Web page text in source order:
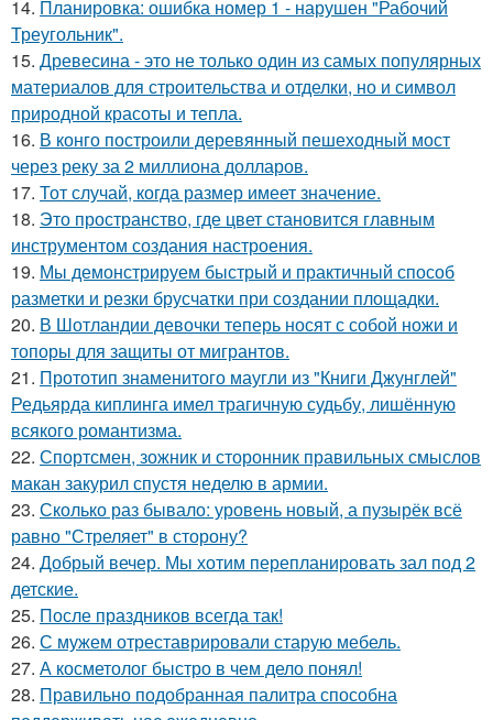
14. Планировка: ошибка номер 1 - нарушен "Рабочий
Треугольник".
15. Древесина - это не только один из самых популярных
материалов для строительства и отделки, но и символ
природной красоты и тепла.
16. В конго построили деревянный пешеходный мост
через реку за 2 миллиона долларов.
17. Тот случай, когда размер имеет значение.
18. Это пространство, где цвет становится главным
инструментом создания настроения.
19. Мы демонстрируем быстрый и практичный способ
разметки и резки брусчатки при создании площадки.
20. В Шотландии девочки теперь носят с собой ножи и
топоры для защиты от мигрантов.
21. Прототип знаменитого маугли из "Книги Джунглей"
Редьярда киплинга имел трагичную судьбу, лишённую
всякого романтизма.
22. Спортсмен, зожник и сторонник правильных смыслов
макан закурил спустя неделю в армии.
23. Сколько раз бывало: уровень новый, а пузырёк всё
равно "Стреляет" в сторону?
24. Добрый вечер. Мы хотим перепланировать зал под 2
детские.
25. После праздников всегда так!
26. С мужем отреставрировали старую мебель.
27. А косметолог быстро в чем дело понял!
28. Правильно подобранная палитра способна